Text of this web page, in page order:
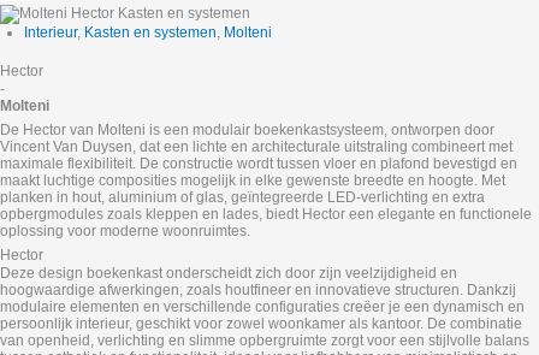
Interieur, Kasten en systemen, Molteni
Hector
-
Molteni
De Hector van Molteni is een modulair boekenkastsysteem, ontworpen door
Vincent Van Duysen, dat een lichte en architecturale uitstraling combineert met
maximale flexibiliteit. De constructie wordt tussen vloer en plafond bevestigd en
maakt luchtige composities mogelijk in elke gewenste breedte en hoogte. Met
planken in hout, aluminium of glas, geïntegreerde LED-verlichting en extra
opbergmodules zoals kleppen en lades, biedt Hector een elegante en functionele
oplossing voor moderne woonruimtes.
Hector
Deze design boekenkast onderscheidt zich door zijn veelzijdigheid en
hoogwaardige afwerkingen, zoals houtfineer en innovatieve structuren. Dankzij
modulaire elementen en verschillende configuraties creëer je een dynamisch en
persoonlijk interieur, geschikt voor zowel woonkamer als kantoor. De combinatie
van openheid, verlichting en slimme opbergruimte zorgt voor een stijlvolle balans